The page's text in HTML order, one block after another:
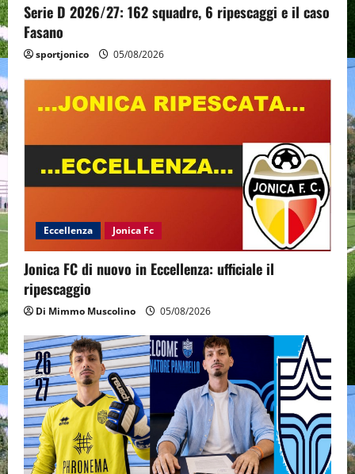
Serie D 2026/27: 162 squadre, 6 ripescaggi e il caso
Fasano
sportjonico 05/08/2026
Eccellenza Jonica Fc
Jonica FC di nuovo in Eccellenza: ufficiale il
ripescaggio
Di Mimmo Muscolino 05/08/2026